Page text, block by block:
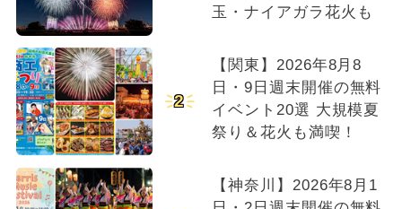
玉・ナイアガラ花火も
2
【関東】2026年8月8
日・9日週末開催の無料
イベント20選 大規模夏
祭り＆花火も満喫！
【神奈川】2026年8月1